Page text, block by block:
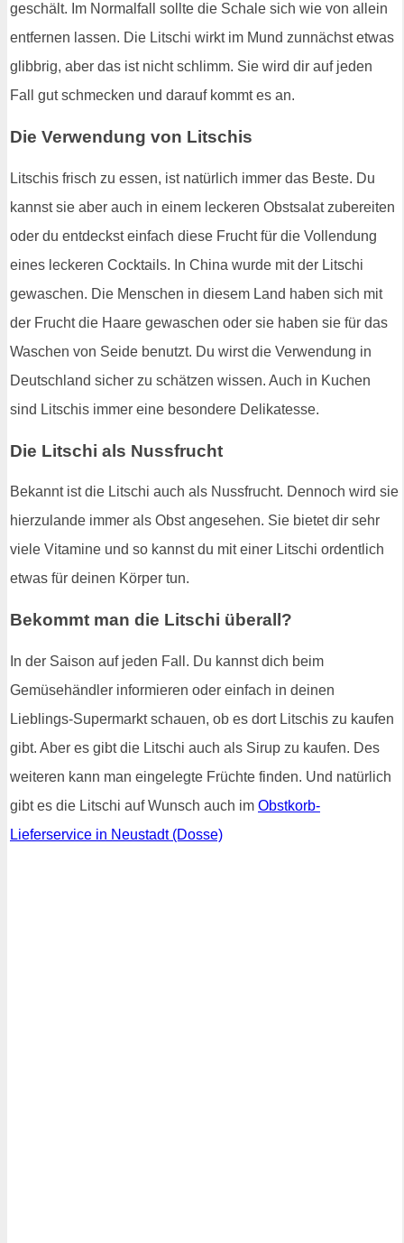
geschält. Im Normalfall sollte die Schale sich wie von allein
entfernen lassen. Die Litschi wirkt im Mund zunnächst etwas
glibbrig, aber das ist nicht schlimm. Sie wird dir auf jeden
Fall gut schmecken und darauf kommt es an.
Die Verwendung von Litschis
Litschis frisch zu essen, ist natürlich immer das Beste. Du
kannst sie aber auch in einem leckeren Obstsalat zubereiten
oder du entdeckst einfach diese Frucht für die Vollendung
eines leckeren Cocktails. In China wurde mit der Litschi
gewaschen. Die Menschen in diesem Land haben sich mit
der Frucht die Haare gewaschen oder sie haben sie für das
Waschen von Seide benutzt. Du wirst die Verwendung in
Deutschland sicher zu schätzen wissen. Auch in Kuchen
sind Litschis immer eine besondere Delikatesse.
Die Litschi als Nussfrucht
Bekannt ist die Litschi auch als Nussfrucht. Dennoch wird sie
hierzulande immer als Obst angesehen. Sie bietet dir sehr
viele Vitamine und so kannst du mit einer Litschi ordentlich
etwas für deinen Körper tun.
Bekommt man die Litschi überall?
In der Saison auf jeden Fall. Du kannst dich beim
Gemüsehändler informieren oder einfach in deinen
Lieblings-Supermarkt schauen, ob es dort Litschis zu kaufen
gibt. Aber es gibt die Litschi auch als Sirup zu kaufen. Des
weiteren kann man eingelegte Früchte finden. Und natürlich
gibt es die Litschi auf Wunsch auch im Obstkorb-
Lieferservice in Neustadt (Dosse)